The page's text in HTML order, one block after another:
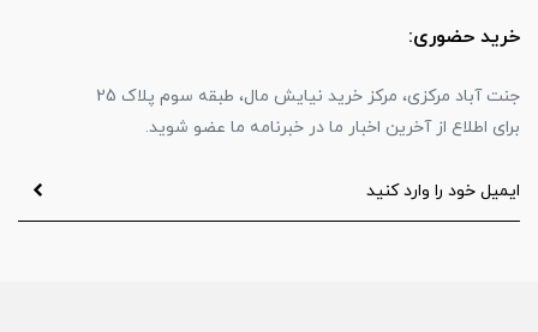
خرید حضوری:
جنت آباد مرکزی، مرکز خرید نیایش مال، طبقه سوم پلاک 25
برای اطلاع از آخرین اخبار ما در خبرنامه ما عضو شوید.